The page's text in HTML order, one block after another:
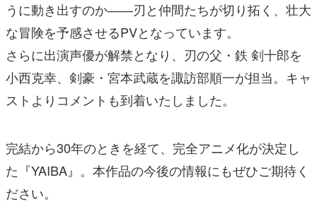
うに動き出すのか――刃と仲間たちが切り拓く、壮⼤
な冒険を予感させるPVとなっています。
さらに出演声優が解禁となり、刃の⽗・鉄 剣⼗郎を
⼩⻄克幸、剣豪・宮本武蔵を諏訪部順⼀が担当。キャ
ストよりコメントも到着いたしました。
完結から30年のときを経て、完全アニメ化が決定し
た『YAIBA』。本作品の今後の情報にもぜひご期待く
ださい。